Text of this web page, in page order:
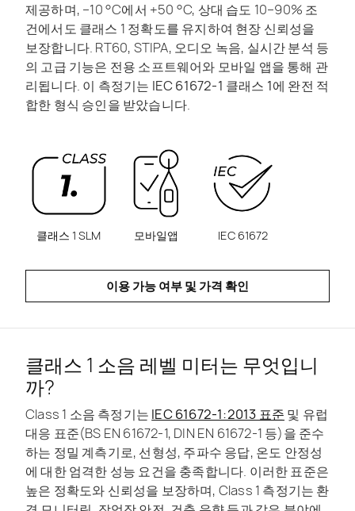
제공하며, –10 °C에서 +50 °C, 상대 습도 10–90% 조
건에서도 클래스 1 정확도를 유지하여 현장 신뢰성을
보장합니다. RT60, STIPA, 오디오 녹음, 실시간 분석 등
의 고급 기능은 전용 소프트웨어와 모바일 앱을 통해 관
리됩니다. 이 측정기는 IEC 61672-1 클래스 1에 완전 적
합한 형식 승인을 받았습니다.
클래스 1 SLM 모바일앱 IEC 61672
이용 가능 여부 및 가격 확인
클래스 1 소음 레벨 미터는 무엇입니
까?
Class 1 소음 측정기는 IEC 61672-1:2013 표준 및 유럽
대응 표준(BS EN 61672-1, DIN EN 61672-1 등)을 준수
하는 정밀 계측기로, 선형성, 주파수 응답, 온도 안정성
에 대한 엄격한 성능 요건을 충족합니다. 이러한 표준은
높은 정확도와 신뢰성을 보장하며, Class 1 측정기는 환